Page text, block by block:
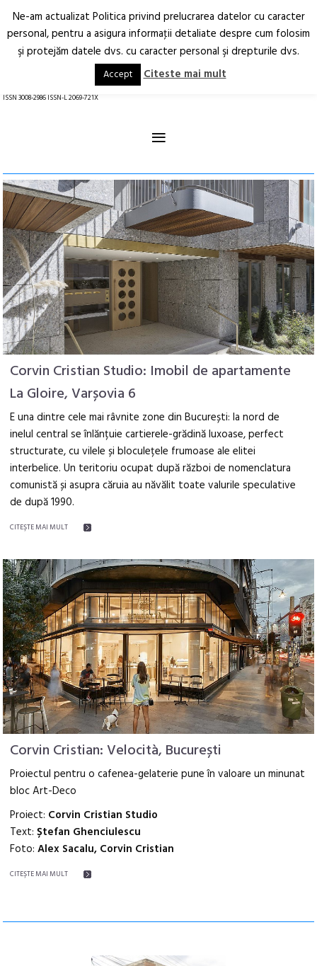
Arhitectură.
Oraș.
RO EN
ISSN 3008-2986 ISSN-L 2069-721X
≡
Corvin Cristian Studio: Imobil de apartamente
La Gloire, Varșovia 6
E una dintre cele mai râvnite zone din București: la nord de
inelul central se înlănțuie cartierele-grădină luxoase, perfect
structurate, cu vilele și bloculețele frumoase ale elitei
interbelice. Un teritoriu ocupat după război de nomenclatura
comunistă și asupra căruia au năvălit toate valurile speculative
de după 1990.
CITEŞTE MAI MULT
Corvin Cristian: Velocità, București
Proiectul pentru o cafenea-gelaterie pune în valoare un minunat
bloc Art-Deco
Proiect: Corvin Cristian Studio
Text:Ștefan Ghenciulescu
Foto:Alex Sacalu, Corvin Cristian
CITEŞTE MAI MULT
Ne-am actualizat Politica privind prelucrarea datelor cu caracter
personal, pentru a asigura informaţii detaliate despre cum folosim
şi protejăm datele dvs. cu caracter personal şi drepturile dvs.
Accept Citeste mai mult